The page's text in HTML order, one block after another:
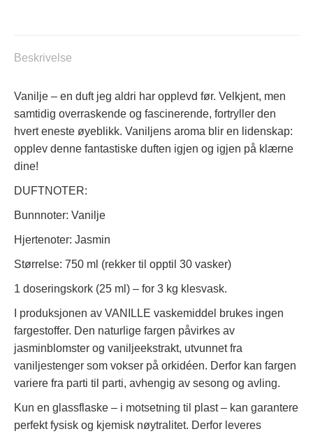
Beskrivelse
Vanilje – en duft jeg aldri har opplevd før. Velkjent, men
samtidig overraskende og fascinerende, fortryller den
hvert eneste øyeblikk. Vaniljens aroma blir en lidenskap:
opplev denne fantastiske duften igjen og igjen på klærne
dine!
DUFTNOTER:
Bunnnoter: Vanilje
Hjertenoter: Jasmin
Størrelse: 750 ml (rekker til opptil 30 vasker)
1 doseringskork (25 ml) – for 3 kg klesvask.
I produksjonen av VANILLE vaskemiddel brukes ingen
fargestoffer. Den naturlige fargen påvirkes av
jasminblomster og vaniljeekstrakt, utvunnet fra
vaniljestenger som vokser på orkidéen. Derfor kan fargen
variere fra parti til parti, avhengig av sesong og avling.
Kun en glassflaske – i motsetning til plast – kan garantere
perfekt fysisk og kjemisk nøytralitet. Derfor leveres